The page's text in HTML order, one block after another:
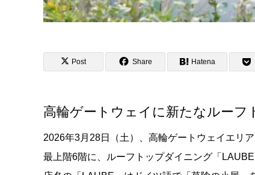
Post Share Hatena
高輪ゲートウェイに新たなルーフ
2026年3月28日（土）、高輪ゲートウェイエリ
最上階6階に、ルーフトップダイニング「